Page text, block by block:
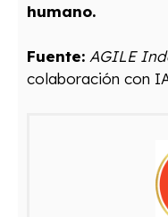
humano.
Fuente: AGILE
colaboración con